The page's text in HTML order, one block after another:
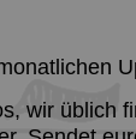
wir üblich